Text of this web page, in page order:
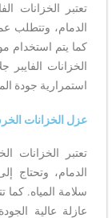
تعتبر الخزانات
الدمام، وتتطلب
كما يتم استخدام
الخزانات
استمرارية جودة
عزل الخزانات
تعتبر الخزانات
الدمام، وتحتاج
سلامة المياه. كما
عازلة عالية